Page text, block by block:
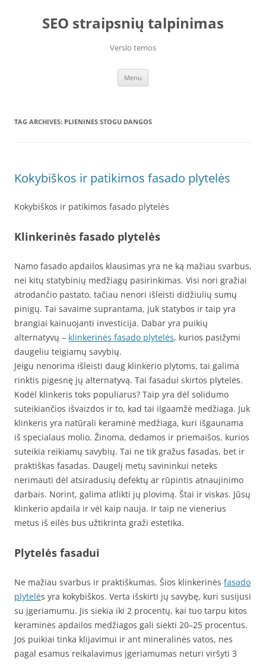
contentSEO straipsnių talpinimas
Verslo temos
Menu
TAG ARCHIVES: PLIENINES STOGU DANGOS
Kokybiškos ir patikimos fasado plytelės
Kokybiškos ir patikimos fasado plytelės
Klinkerinės fasado plytelės
Namo fasado apdailos klausimas yra ne ką mažiau svarbus,
nei kitų statybinių medžiagų pasirinkimas. Visi nori gražiai
atrodančio pastato, tačiau nenori išleisti didžiulių sumų
pinigų. Tai savaime suprantama, juk statybos ir taip yra
brangiai kainuojanti investicija. Dabar yra puikių
alternatyvų – klinkerinės fasado plytelės, kurios pasižymi
daugeliu teigiamų savybių.
Jeigu nenorima išleisti daug klinkerio plytoms, tai galima
rinktis pigesnę jų alternatyvą. Tai fasadui skirtos plytelės.
Kodėl klinkeris toks populiarus? Taip yra dėl solidumo
suteikiančios išvaizdos ir to, kad tai ilgaamžė medžiaga. Juk
klinkeris yra natūrali keraminė medžiaga, kuri išgaunama
iš specialaus molio. Žinoma, dedamos ir priemaišos, kurios
suteikia reikiamų savybių. Tai ne tik gražus fasadas, bet ir
praktiškas fasadas. Daugelį metų savininkui neteks
nerimauti dėl atsiradusių defektų ar rūpintis atnaujinimo
darbais. Norint, galima atlikti jų plovimą. Štai ir viskas. Jūsų
klinkerio apdaila ir vėl kaip nauja. Ir taip ne vienerius
metus iš eilės bus užtikrinta graži estetika.
Plytelės fasadui
Ne mažiau svarbus ir praktiškumas. Šios klinkerinės fasado
plytelės yra kokybiškos. Verta išskirti jų savybę, kuri susijusi
su įgeriamumu. Jis siekia iki 2 procentų, kai tuo tarpu kitos
keraminės apdailos medžiagos gali siekti 20–25 procentus.
Jos puikiai tinka klijavimui ir ant mineralinės vatos, nes
pagal esamus reikalavimus įgeriamumas neturi viršyti 3